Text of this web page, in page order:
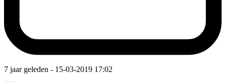
7 jaar geleden - 15-03-2019 17:02